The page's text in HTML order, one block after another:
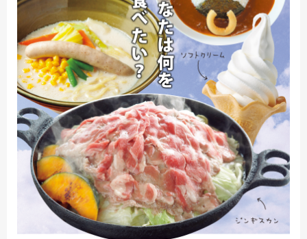
場内マップ
おすすめコース
団体プラン
採用情報